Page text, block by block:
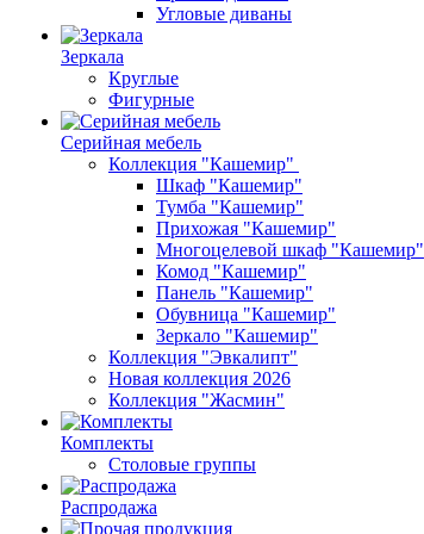
Угловые диваны
Зеркала
Круглые
Фигурные
Серийная мебель
Коллекция "Кашемир"
Шкаф "Кашемир"
Тумба "Кашемир"
Прихожая "Кашемир"
Многоцелевой шкаф "Кашемир"
Комод "Кашемир"
Панель "Кашемир"
Обувница "Кашемир"
Зеркало "Кашемир"
Коллекция "Эвкалипт"
Новая коллекция 2026
Коллекция "Жасмин"
Комплекты
Столовые группы
Распродажа